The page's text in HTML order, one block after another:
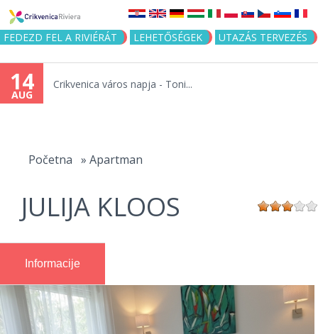
Jump to navigation
FEDEZD FEL A RIVIÉRÁT LEHETŐSÉGEK UTAZÁS TERVEZÉS
14
AUG
Crikvenica város napja - Toni...
Početna » Apartman
JULIJA KLOOS
Informacije